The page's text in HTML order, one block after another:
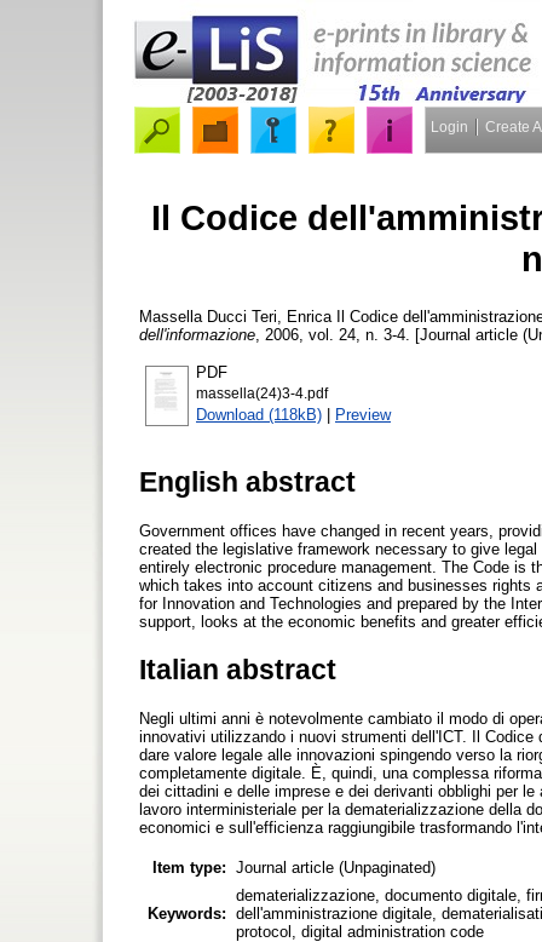
Login Create
Il Codice
Massella Ducci Teri, Enrica Il Codice
dell'informazione , 2006, vol. 24, n. 3-4. [Journal article
PDF
massella(24)3-4.pdf
Download (118kB) | Preview
English abstract
Government offices have changed in recent years,
created the legislative framework necessary to give
entirely electronic procedure management. The Code is
which takes into account citizens and businesses rights
for Innovation and Technologies and prepared by the
support, looks at the economic benefits and greater
Italian abstract
Negli ultimi anni è notevolmente cambiato il modo di
innovativi utilizzando i nuovi strumenti dell'ICT. Il
dare valore legale alle innovazioni spingendo verso la
completamente digitale. È, quindi, una complessa
dei cittadini e delle imprese e dei derivanti obblighi per
lavoro interministeriale per la dematerializzazione della
economici e sull'efficienza raggiungibile trasformando
Item type: Journal article (Unpaginated)
Keywords:
dematerializzazione, documento digitale,
dell'amministrazione digitale,
protocol, digital administration code